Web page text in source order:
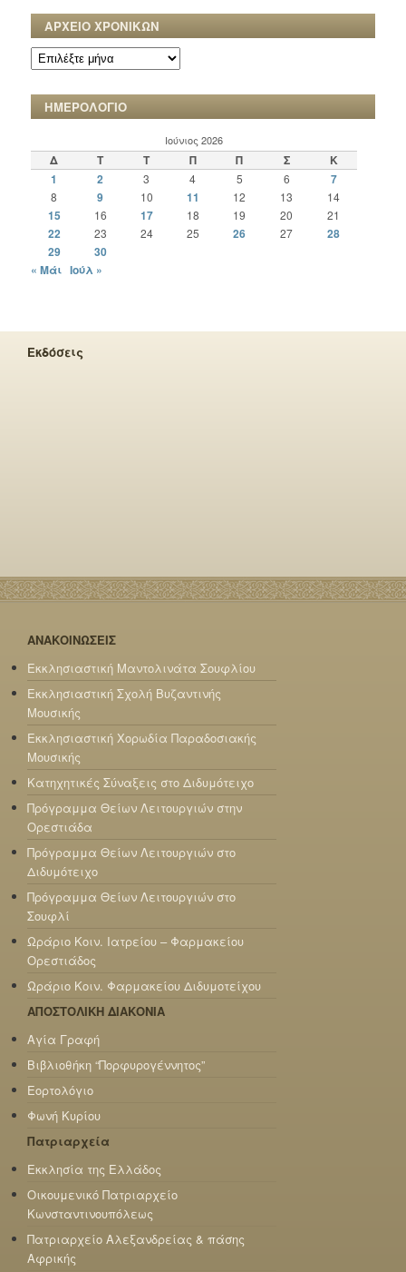
ΑΡΧΕΙΟ ΧΡΟΝΙΚΩΝ
ΑΡΧΕΙΟ
ΧΡΟΝΙΚΩΝ
ΗΜΕΡΟΛΟΓΙΟ
Ιούνιος 2026
Δ Τ Τ Π Π Σ
Κ
1
2 3 4 5 6 7
8 9 10 11 12 13 14
15 16 17 18 19 20 21
22 23 24 25 26 27
28
29
30
« Μάι Ιούλ »
Εκδόσεις
ΑΝΑΚΟΙΝΩΣΕΙΣ
Εκκλησιαστική Μαντολινάτα Σουφλίου
Εκκλησιαστική Σχολή Βυζαντινής
Μουσικής
Εκκλησιαστική Χορωδία Παραδοσιακής
Μουσικής
Κατηχητικές Σύναξεις στο Διδυμότειχο
Πρόγραμμα Θείων Λειτουργιών στην
Ορεστιάδα
Πρόγραμμα Θείων Λειτουργιών στο
Διδυμότειχο
Πρόγραμμα Θείων Λειτουργιών στο
Σουφλί
Ωράριο Κοιν. Ιατρείου – Φαρμακείου
Ορεστιάδος
Ωράριο Κοιν. Φαρμακείου Διδυμοτείχου
ΑΠΟΣΤΟΛΙΚΗ ΔΙΑΚΟΝΙΑ
Αγία Γραφή
Βιβλιοθήκη “Πορφυρογέννητος”
Εορτολόγιο
Φωνή Κυρίου
Πατριαρχεία
Εκκλησία της Ελλάδος
Οικουμενικό Πατριαρχείο
Κωνσταντινουπόλεως
Πατριαρχείο Αλεξανδρείας & πάσης
Αφρικής